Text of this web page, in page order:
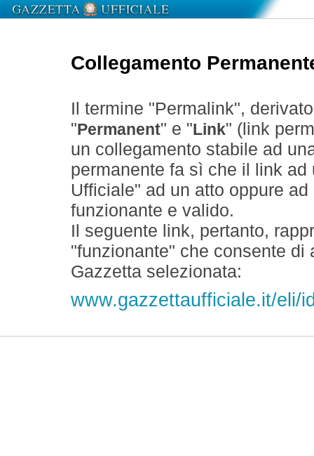
Collegamento
Il termine "Permalink",
" Permanent" e " Link" (link
un collegamento stabile ad
permanente fa sì che il link
Ufficiale" ad un atto oppure
funzionante e valido.
Il seguente link, pertanto,
"funzionante" che consente
Gazzetta selezionata:
www.gazzettaufficiale.it/eli/